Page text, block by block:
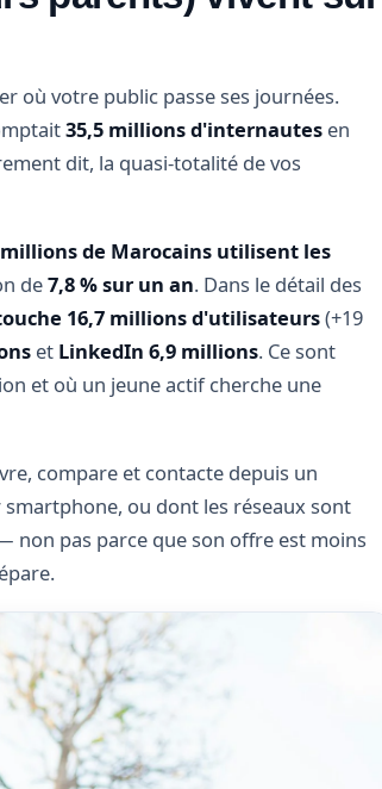
où votre public passe ses journées.
35,5 millions d'internautes en
dit, la quasi-totalité de vos
millions de Marocains utilisent les
de7,8 % sur un an. Dans le détail des
16,7 millions d'utilisateurs(+19
et LinkedIn 6,9 millions. Ce sont
et où un jeune actif cherche une
compare et contacte depuis un
ou dont les réseaux sont
non pas parce que son offre est moins